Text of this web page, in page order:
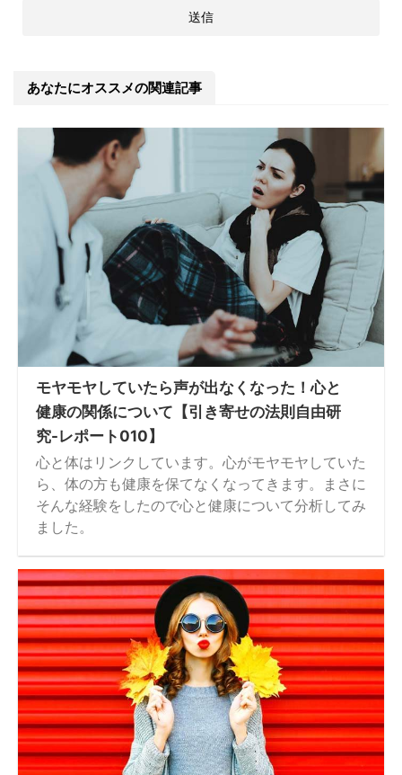
あなたにオススメの関連記事
モヤモヤしていたら声が出なくなった！心と
健康の関係について【引き寄せの法則自由研
究-レポート010】
心と体はリンクしています。心がモヤモヤしていた
ら、体の方も健康を保てなくなってきます。まさに
そんな経験をしたので心と健康について分析してみ
ました。